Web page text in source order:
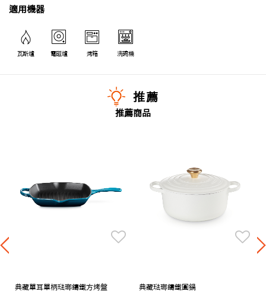
適用機器
瓦斯爐 電磁爐 烤箱 洗碗機
推薦
推薦商品
典藏單耳單柄琺瑯鑄鐵方烤盤
典藏琺瑯鑄鐵圓鍋